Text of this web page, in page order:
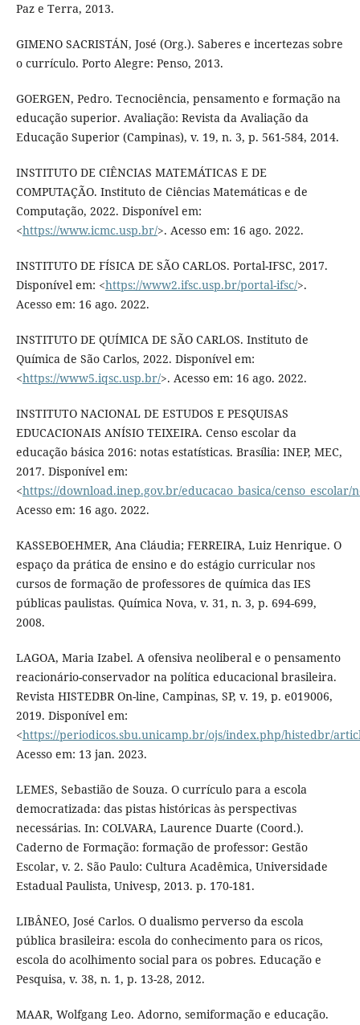
Paz e Terra, 2013.
GIMENO SACRISTÁN, José (Org.). Saberes e incertezas sobre
o currículo. Porto Alegre: Penso, 2013.
GOERGEN, Pedro. Tecnociência, pensamento e formação na
educação superior. Avaliação: Revista da Avaliação da
Educação Superior (Campinas), v. 19, n. 3, p. 561-584, 2014.
INSTITUTO DE CIÊNCIAS MATEMÁTICAS E DE
COMPUTAÇÃO. Instituto de Ciências Matemáticas e de
Computação, 2022. Disponível em:
<https://www.icmc.usp.br/>. Acesso em: 16 ago. 2022.
INSTITUTO DE FÍSICA DE SÃO CARLOS. Portal-IFSC, 2017.
Disponível em: <https://www2.ifsc.usp.br/portal-ifsc/>.
Acesso em: 16 ago. 2022.
INSTITUTO DE QUÍMICA DE SÃO CARLOS. Instituto de
Química de São Carlos, 2022. Disponível em:
<https://www5.iqsc.usp.br/>. Acesso em: 16 ago. 2022.
INSTITUTO NACIONAL DE ESTUDOS E PESQUISAS
EDUCACIONAIS ANÍSIO TEIXEIRA. Censo escolar da
educação básica 2016: notas estatísticas. Brasília: INEP, MEC,
2017. Disponível em:
<https://download.inep.gov.br/educacao_basica/censo_escolar/
Acesso em: 16 ago. 2022.
KASSEBOEHMER, Ana Cláudia; FERREIRA, Luiz Henrique. O
espaço da prática de ensino e do estágio curricular nos
cursos de formação de professores de química das IES
públicas paulistas. Química Nova, v. 31, n. 3, p. 694-699,
2008.
LAGOA, Maria Izabel. A ofensiva neoliberal e o pensamento
reacionário-conservador na política educacional brasileira.
Revista HISTEDBR On-line, Campinas, SP, v. 19, p. e019006,
2019. Disponível em:
<https://periodicos.sbu.unicamp.br/ojs/index.php/histedbr/
Acesso em: 13 jan. 2023.
LEMES, Sebastião de Souza. O currículo para a escola
democratizada: das pistas históricas às perspectivas
necessárias. In: COLVARA, Laurence Duarte (Coord.).
Caderno de Formação: formação de professor: Gestão
Escolar, v. 2. São Paulo: Cultura Acadêmica, Universidade
Estadual Paulista, Univesp, 2013. p. 170-181.
LIBÂNEO, José Carlos. O dualismo perverso da escola
pública brasileira: escola do conhecimento para os ricos,
escola do acolhimento social para os pobres. Educação e
Pesquisa, v. 38, n. 1, p. 13-28, 2012.
MAAR, Wolfgang Leo. Adorno, semiformação e educação.